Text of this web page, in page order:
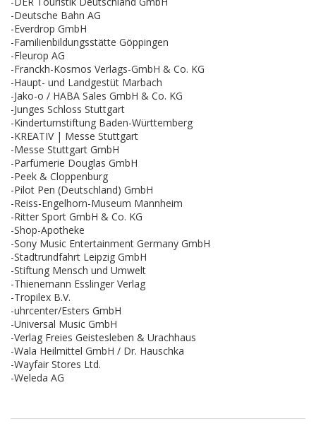
-Deutsche Bahn AG
-Everdrop GmbH
-Familienbildungsstätte Göppingen
-Fleurop AG
-Franckh-Kosmos Verlags-GmbH & Co. KG
-Haupt- und Landgestüt Marbach
-Jako-o / HABA Sales GmbH & Co. KG
-Junges Schloss Stuttgart
-Kinderturnstiftung Baden-Württemberg
-KREATIV | Messe Stuttgart
-Messe Stuttgart GmbH
-Parfümerie Douglas GmbH
-Peek & Cloppenburg
-Pilot Pen (Deutschland) GmbH
-Reiss-Engelhorn-Museum Mannheim
-Ritter Sport GmbH & Co. KG
-Shop-Apotheke
-Sony Music Entertainment Germany GmbH
-Stadtrundfahrt Leipzig GmbH
-Stiftung Mensch und Umwelt
-Thienemann Esslinger Verlag
-Tropilex B.V.
-uhrcenter/Esters GmbH
-Universal Music GmbH
-Verlag Freies Geistesleben & Urachhaus
-Wala Heilmittel GmbH / Dr. Hauschka
-Wayfair Stores Ltd.
-Weleda AG